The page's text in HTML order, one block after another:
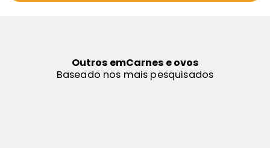
Outros emCarnes e ovos
Baseado nos mais pesquisados